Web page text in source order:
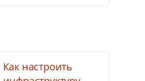
Как настроить